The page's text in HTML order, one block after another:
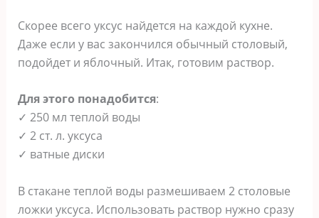
Скорее всего уксус найдется на каждой кухне.
Даже если у вас закончился обычный столовый,
подойдет и яблочный. Итак, готовим раствор.
Для этого понадобится:
✓ 250 мл теплой воды
✓ 2 ст. л. уксуса
✓ ватные диски
В стакане теплой воды размешиваем 2 столовые
ложки уксуса. Использовать раствор нужно сразу